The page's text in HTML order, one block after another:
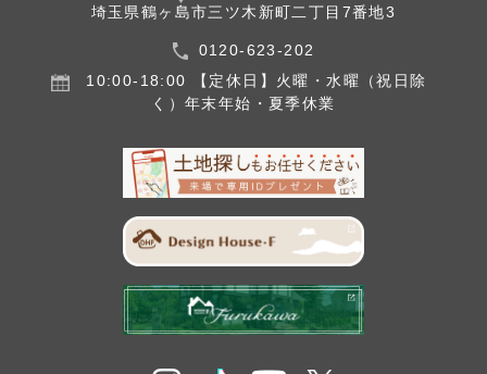
埼玉県鶴ヶ島市三ツ木新町二丁目7番地3
0120-623-202
10:00-18:00
【定休日】火曜・水曜（祝日除
く）年末年始・夏季休業